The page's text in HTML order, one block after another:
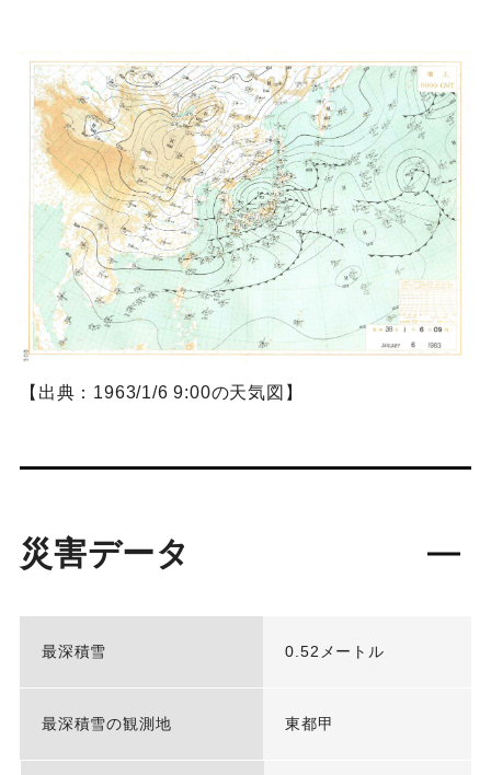
【出典：1963/1/6 9:00の天気図】
災害データ
最深積雪 0.52メートル
最深積雪の観測地 東都甲